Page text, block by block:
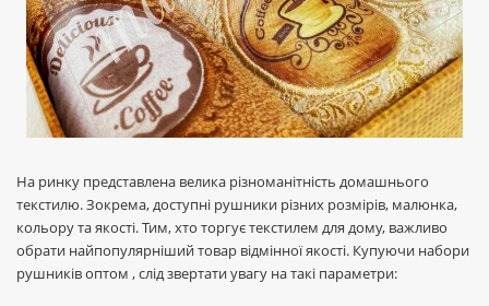
На ринку представлена велика різноманітність домашнього
текстилю. Зокрема, доступні рушники різних розмірів, малюнка,
кольору та якості. Тим, хто торгує текстилем для дому, важливо
обрати найпопулярніший товар відмінної якості. Купуючи набори
рушників оптом , слід звертати увагу на такі параметри: